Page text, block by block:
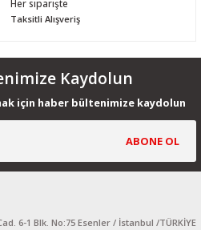
Her siparişte
Taksitli Alışveriş
Kaydolun
için haber bültenimize kaydolun
ABONE OL
6-1 Blk. No:75 Esenler / İstanbul /TÜRKİYE